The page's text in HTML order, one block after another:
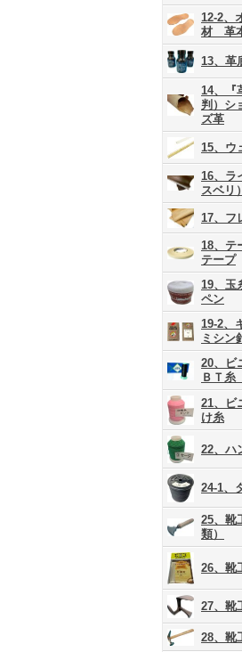
12-2、
材 革
13、革
14、『
判）シ
ズ革
15、ウ
16、ラ
スベリ）
17、フ
18、テ
テープ
19、玉
ペン
19-2、
ミシン
20、ビ
ＢＴ糸
21、ビ
け糸
22、ハ
24-1、
25、靴
類）
26、靴
27、靴
28、靴